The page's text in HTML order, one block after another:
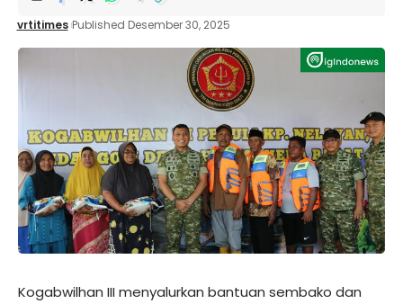
vrtitimes Published Desember 30, 2025
Kogabwilhan III menyalurkan bantuan sembako dan